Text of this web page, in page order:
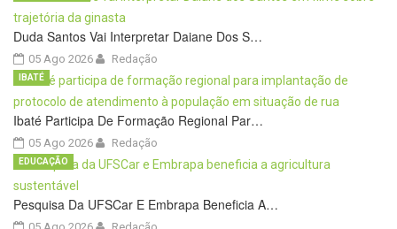
Duda Santos Vai Interpretar Daiane Dos S…
05 Ago 2026 Redação
Ibaté Participa De Formação Regional Par…
05 Ago 2026
IBATÉ
Redação
Pesquisa Da UFSCar E Embrapa Beneficia A…
EDUCAÇÃO